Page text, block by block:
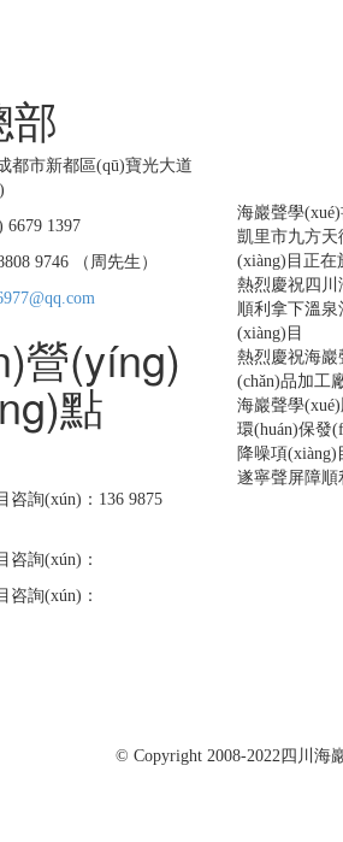
部
都市新都區(qū)寶光大道
1397
9746 （周先生）
營(yíng)
點
咨詢(xún)：136 9875
咨詢(xún)：
咨詢(xún)：
海巖聲學
凱里市九方天
(xiàng)目正在
熱烈慶祝四川
順利拿下溫泉
(xiàng)目
熱烈慶祝海巖
(chǎn)品加工
海巖聲學
環(huán)保發
降噪項(xiàng)
遂寧聲屏障順
© Copyright 2008-2022四川海